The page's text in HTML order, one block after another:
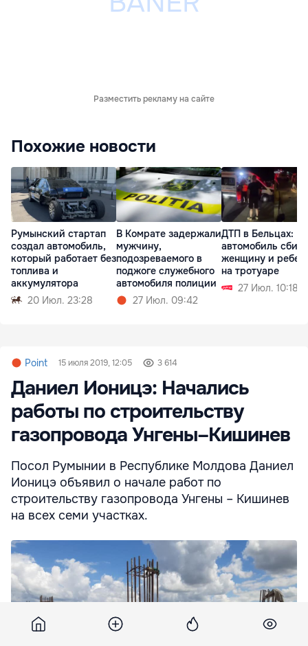
Разместить рекламу на сайте
Похожие новости
Румынский стартап
создал автомобиль,
который работает без
топлива и
аккумулятора
20 Июл. 23:28
В Комрате задержали
мужчину,
подозреваемого в
поджоге служебного
автомобиля полиции
27 Июл. 09:42
ДТП в Бельцах:
автомобиль сбил
женщину и
на тротуаре
27 Июл. 10:18
Point 15 июля 2019, 12:05 3 614
Даниел Ионицэ: Начались
работы по строительству
газопровода Унгены–Кишинев
Посол Румынии в Республике Молдова Даниел
Ионицэ объявил о начале работ по
строительству газопровода Унгены – Кишинев
на всех семи участках.